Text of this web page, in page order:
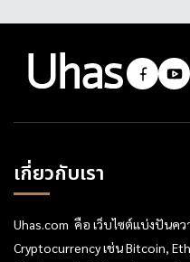
เกี่ยวกับเรา
Uhas.com คือ เว็บไซต์แบ่งปันคว
Cryptocurrency เช่น Bitcoin,